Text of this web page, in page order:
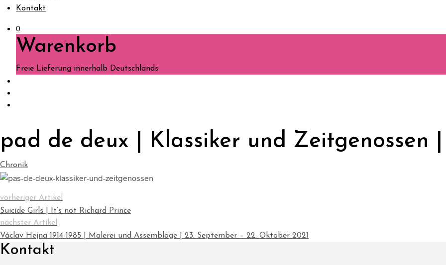
Kontakt
0
Warenkorb
Freie Lieferung innerhalb Deutschlands
pad de deux | Klassiker und Zeitgenossen |
Chronik
vorheriger Artikel
Suicide Girls | It’s not Richard Prince
nächster Artikel
Václav Hejna 1914-1985 | Malerei und Assemblage | 23. September – 22. Oktober 2021
Kontakt